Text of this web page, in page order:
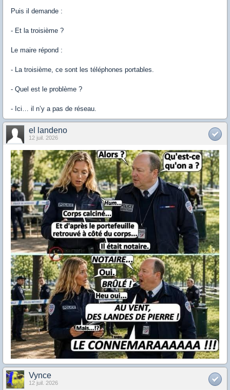
Puis il demande :
- Et la troisième ?
Le maire répond :
- La troisième, ce sont les téléphones portables.
- Quel est le problème ?
- Ici… il n’y a pas de réseau.
el landeno
12 juil. 2026
Vynce
12 juil. 2026